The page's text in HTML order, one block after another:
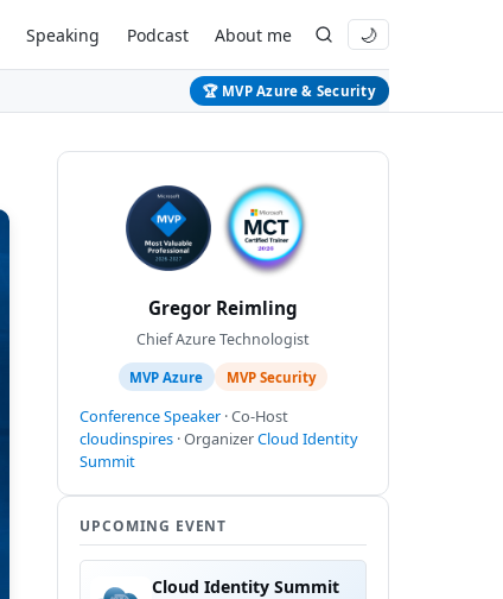
Speaking Podcast About me 🌙
🏆 MVP Azure & Security
Gregor Reimling
Chief Azure Technologist
MVP Azure MVP Security
Conference Speaker · Co-Host
cloudinspires · OrganizerCloud Identity
Summit
UPCOMING EVENT
Cloud Identity Summit